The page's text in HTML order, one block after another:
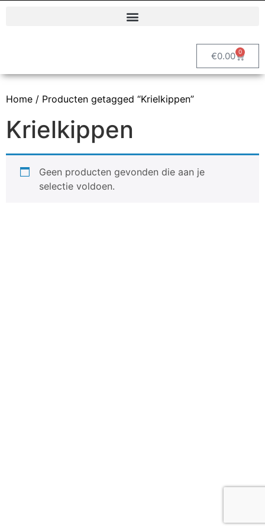
€0.00 0
Home / Producten getagged “Krielkippen”
Krielkippen
Geen producten gevonden die aan je
selectie voldoen.